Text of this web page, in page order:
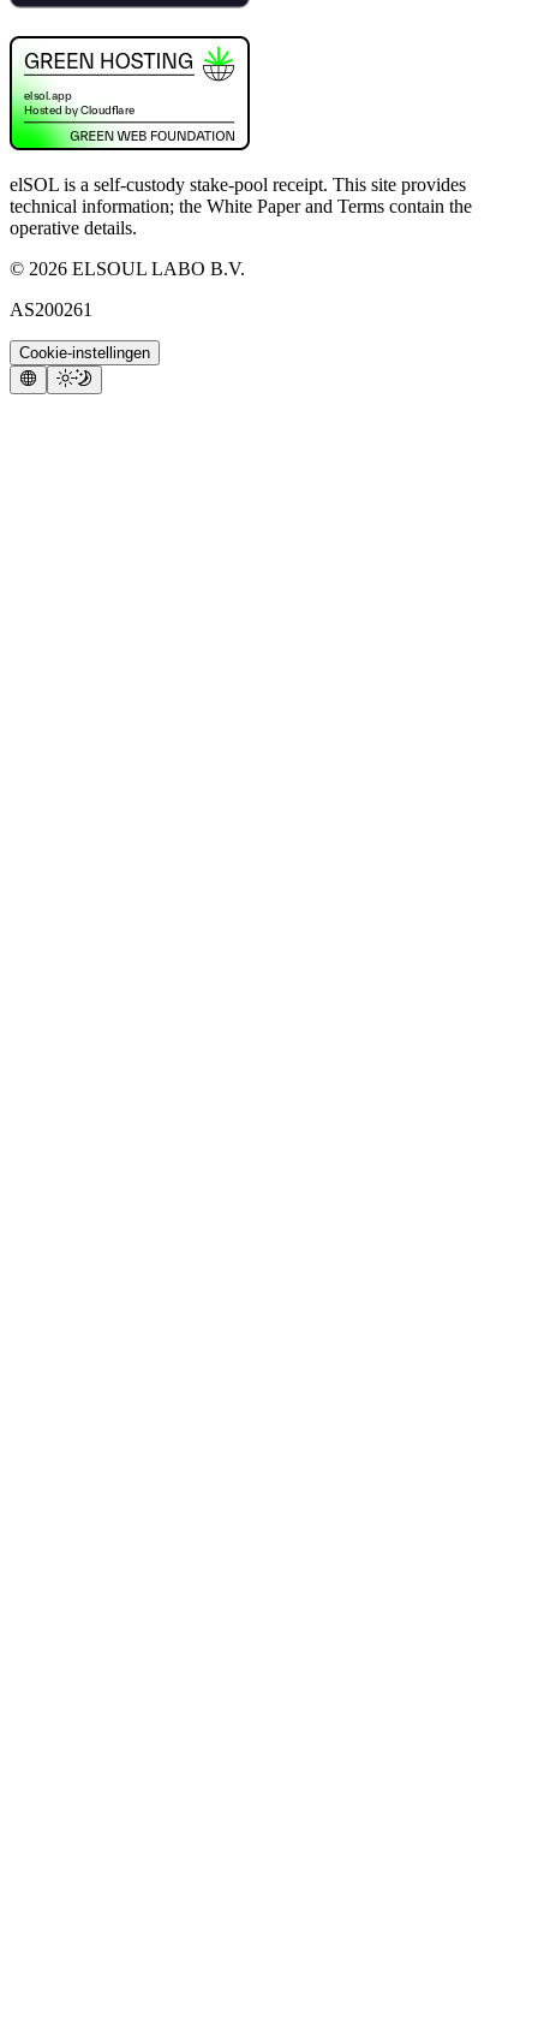
elSOL is a self-custody stake-pool receipt. This site provides
technical information; the White Paper and Terms contain the
operative details.
© 2026 ELSOUL LABO B.V.
AS200261
Cookie-instellingen